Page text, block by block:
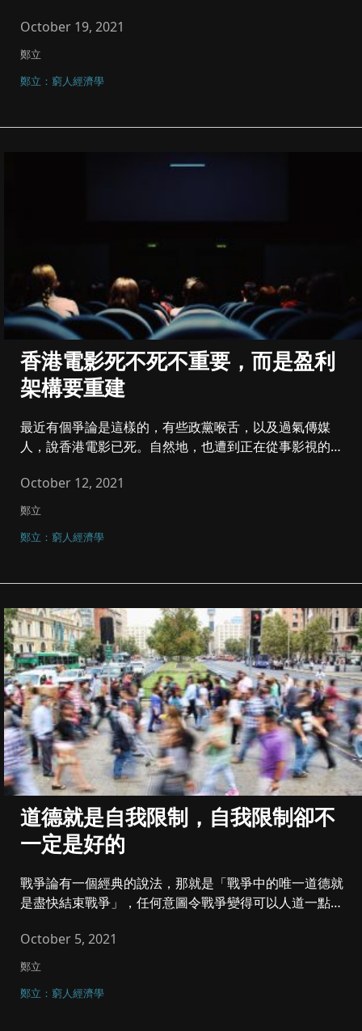
October 19, 2021
鄭立
鄭立：窮人經濟學
香港電影死不死不重要，而是盈利
架構要重建
最近有個爭論是這樣的，有些政黨喉舌，以及過氣傳媒
人，說香港電影已死。自然地，也遭到正在從事影視的新
October 12, 2021
鄭立
鄭立：窮人經濟學
道德就是自我限制，自我限制卻不
一定是好的
戰爭論有一個經典的說法，那就是「戰爭中的唯一道德就
是盡快結束戰爭」，任何意圖令戰爭變得可以人道一點，
October 5, 2021
鄭立
鄭立：窮人經濟學